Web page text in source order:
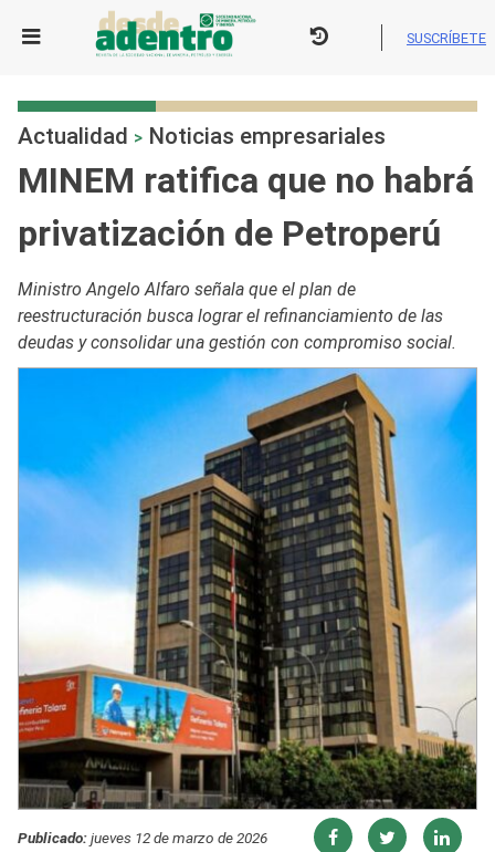
SUSCRÍBETE
Actualidad > Noticias empresariales
MINEM ratifica que no habrá
privatización de Petroperú
Ministro Angelo Alfaro señala que el plan de
reestructuración busca lograr el refinanciamiento de las
deudas y consolidar una gestión con compromiso social.
Publicado:jueves 12 de marzo de 2026